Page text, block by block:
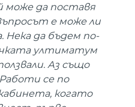
може да поставя
е може ли
Нека да бъдем по-
ултиматум
Аз също
се по
когато